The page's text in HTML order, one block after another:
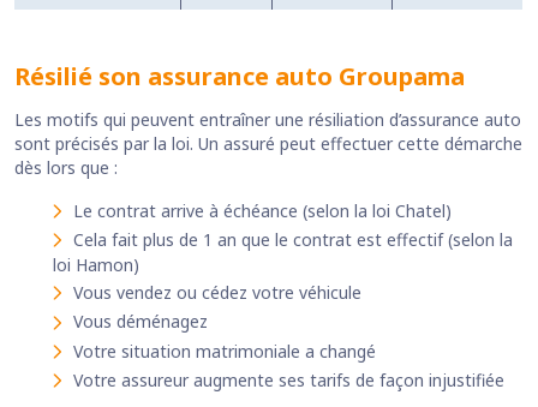
Résilié son assurance auto Groupama
Les motifs qui peuvent entraîner une résiliation d’assurance auto
sont précisés par la loi. Un assuré peut effectuer cette démarche
dès lors que :
Le contrat arrive à échéance (selon la loi Chatel)
Cela fait plus de 1 an que le contrat est effectif (selon la
loi Hamon)
Vous vendez ou cédez votre véhicule
Vous déménagez
Votre situation matrimoniale a changé
Votre assureur augmente ses tarifs de façon injustifiée